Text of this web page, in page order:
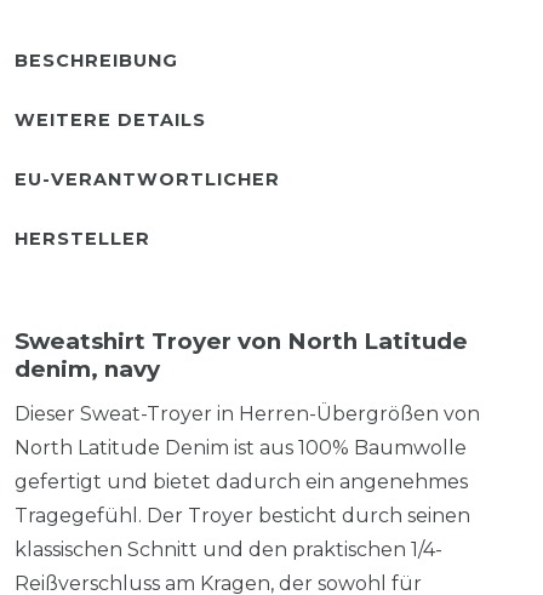
BESCHREIBUNG
WEITERE DETAILS
EU-VERANTWORTLICHER
HERSTELLER
Sweatshirt Troyer von North Latitude
denim, navy
Dieser Sweat-Troyer in Herren-Übergrößen von
North Latitude Denim ist aus 100% Baumwolle
gefertigt und bietet dadurch ein angenehmes
Tragegefühl. Der Troyer besticht durch seinen
klassischen Schnitt und den praktischen 1/4-
Reißverschluss am Kragen, der sowohl für